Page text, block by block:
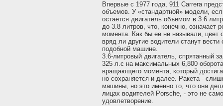
Впервые с 1977 года, 911 Carrera
объемов. У «стандартной» модели,
остается двигатель объемом в 3.6
до 3.8 литров, что, конечно,
момента. Как бы ее не называли, цвет
вряд ли другие водители станут
подобной машине.
3.6-литровый двигатель, спрятанный
325 л.с на максимальных 6,800
вращающего момента, который
но сохраняется и далее. Ракета -
машины, но это именно то, что она
лицах водителей Porsche, - это не
удовлетворение.